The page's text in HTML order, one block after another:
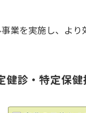
業を実施し、よ
健診・特定保